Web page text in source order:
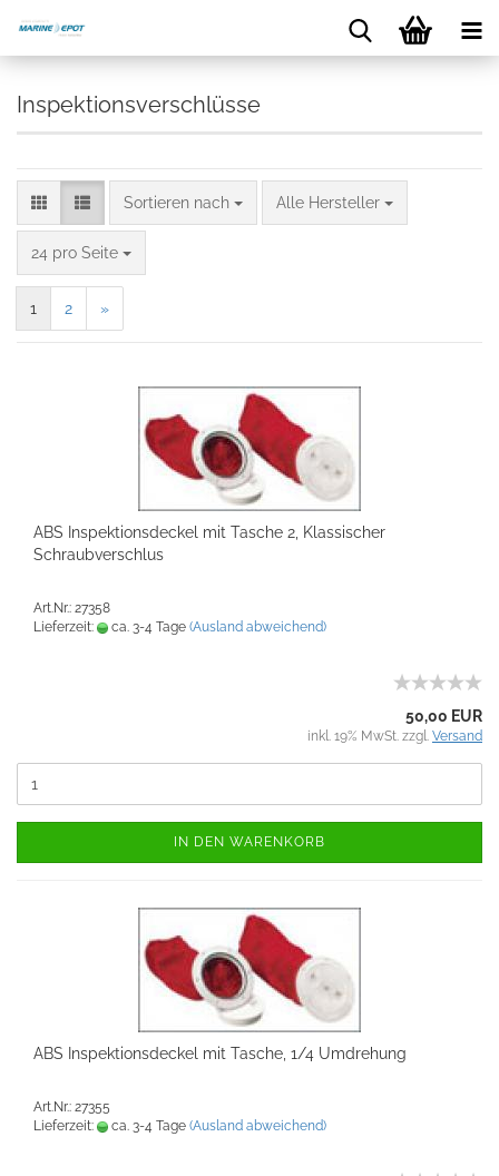
Inspektionsverschlüsse
Sortieren nach Alle Hersteller
24 pro Seite
1 2 »
ABS Inspektionsdeckel mit Tasche 2, Klassischer
Schraubverschlus
Art.Nr.: 27358
Lieferzeit:
ca. 3-4 Tage (Ausland abweichend)
50,00 EUR
inkl. 19% MwSt. zzgl. Versand
IN DEN WARENKORB
ABS Inspektionsdeckel mit Tasche, 1/4 Umdrehung
Art.Nr.: 27355
Lieferzeit:
ca. 3-4 Tage (Ausland abweichend)